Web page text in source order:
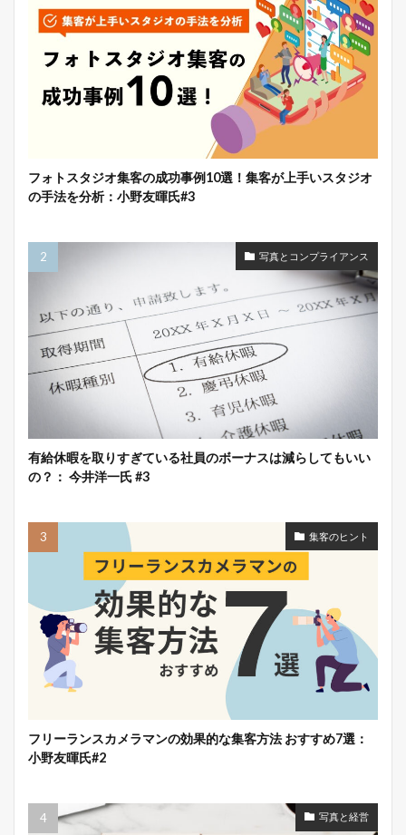
フォトスタジオ集客の成功事例10選！集客が上手いスタジオ
の手法を分析：小野友暉氏#3
写真とコンプライアンス
有給休暇を取りすぎている社員のボーナスは減らしてもいい
の？： 今井洋一氏 #3
集客のヒント
フリーランスカメラマンの効果的な集客方法 おすすめ7選：
小野友暉氏#2
写真と経営